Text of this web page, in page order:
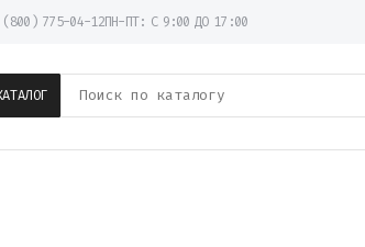
(800) 775-04-12ПН-ПТ: С 9:00 ДО 17:00